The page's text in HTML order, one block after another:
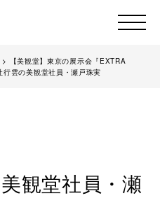
>
【美観堂】東京の展示会『EXTRA
行雲の美観堂社員・瀬戸珠実
観堂社員・瀬